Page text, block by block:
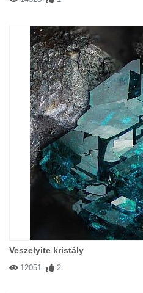
Veszelyite kristály
12051 2